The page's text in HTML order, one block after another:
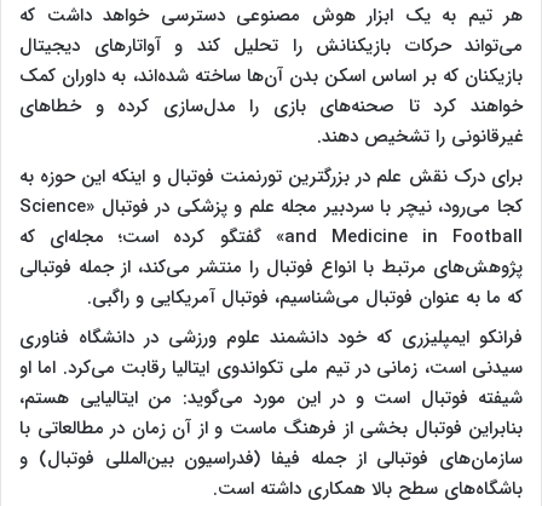
هر تیم به یک ابزار هوش مصنوعی دسترسی خواهد داشت که
می‌تواند حرکات بازیکنانش را تحلیل کند و آواتارهای دیجیتال
بازیکنان که بر اساس اسکن بدن آن‌ها ساخته شده‌اند، به داوران کمک
خواهند کرد تا صحنه‌های بازی را مدل‌سازی کرده و خطاهای
غیرقانونی را تشخیص دهند.
برای درک نقش علم در بزرگترین تورنمنت فوتبال و اینکه این حوزه به
کجا می‌رود، نیچر با سردبیر مجله علم و پزشکی در فوتبال «Science
and Medicine in Football» گفتگو کرده است؛ مجله‌ای که
پژوهش‌های مرتبط با انواع فوتبال را منتشر می‌کند، از جمله فوتبالی
که ما به عنوان فوتبال می‌شناسیم، فوتبال آمریکایی و راگبی.
فرانکو ایمپلیزری که خود دانشمند علوم ورزشی در دانشگاه فناوری
سیدنی است، زمانی در تیم ملی تکواندوی ایتالیا رقابت می‌کرد. اما او
شیفته فوتبال است و در این مورد می‌گوید: من ایتالیایی هستم،
بنابراین فوتبال بخشی از فرهنگ ماست و از آن زمان در مطالعاتی با
سازمان‌های فوتبالی از جمله فیفا (فدراسیون بین‌المللی فوتبال) و
باشگاه‌های سطح بالا همکاری داشته است.